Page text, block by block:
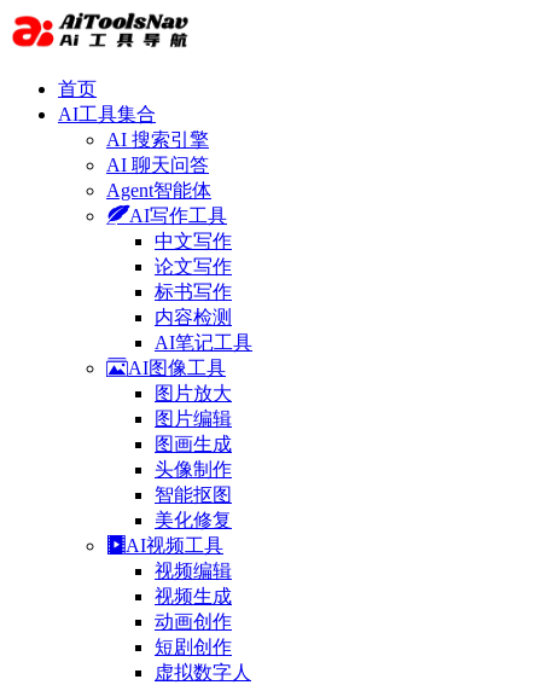
首页
AI工具集合
AI 搜索引擎
AI 聊天问答
Agent智能体
AI写作工具
中文写作
论文写作
标书写作
内容检测
AI笔记工具
AI图像工具
图片放大
图片编辑
图画生成
头像制作
智能抠图
美化修复
AI视频工具
视频编辑
视频生成
动画创作
短剧创作
虚拟数字人